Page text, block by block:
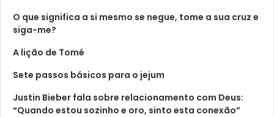
O que significa a si mesmo se negue, tome a sua cruz e
siga-me?
A lição de Tomé
Sete passos básicos para o jejum
Justin Bieber fala sobre relacionamento com Deus:
“Quando estou sozinho e oro, sinto esta conexão”